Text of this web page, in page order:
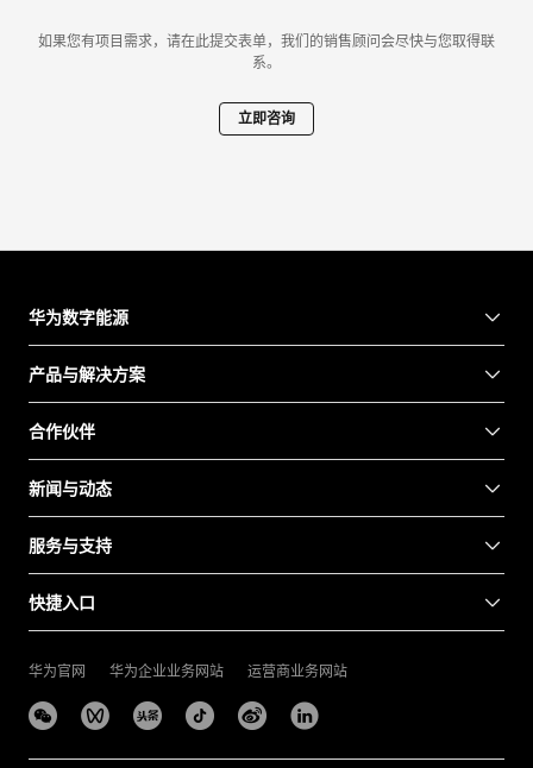
如果您有项目需求，请在此提交表单，我们的销售顾问会尽快与您取得联
系。
立即咨询
华为数字能源
产品与解决方案
合作伙伴
新闻与动态
服务与支持
快捷入口
华为官网 华为企业业务网站 运营商业务网站